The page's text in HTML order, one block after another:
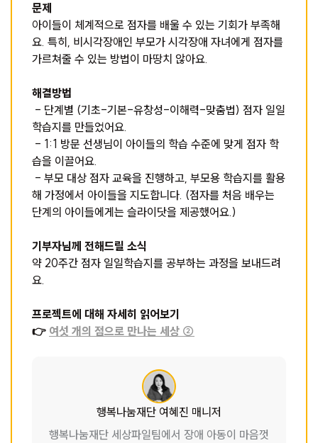
문제
아이들이 체계적으로 점자를 배울 수 있는 기회가 부족해
요. 특히, 비시각장애인 부모가 시각장애 자녀에게 점자를
가르쳐줄 수 있는 방법이 마땅치 않아요.
해결방법
- 단계별 (기초-기본-유창성-이해력-맞춤법) 점자 일일
학습지를 만들었어요.
- 1:1 방문 선생님이 아이들의 학습 수준에 맞게 점자 학
습을 이끌어요.
- 부모 대상 점자 교육을 진행하고, 부모용 학습지를 활용
해 가정에서 아이들을 지도합니다. (점자를 처음 배우는
단계의 아이들에게는 슬라이닷을 제공했어요.)
기부자님께 전해드릴 소식
약 20주간 점자 일일학습지를 공부하는 과정을 보내드려
요.
프로젝트에 대해 자세히 읽어보기
👉 여섯 개의 점으로 만나는 세상 ②
행복나눔재단 여혜진 매니저
행복나눔재단 세상파일팀에서 장애 아동이 마음껏